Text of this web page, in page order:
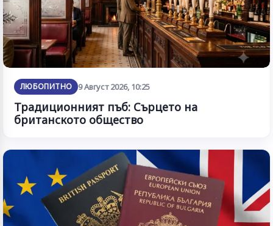
ЛЮБОПИТНО 9 Август 2026, 10:25
Традиционният пъб: Сърцето на
британското общество